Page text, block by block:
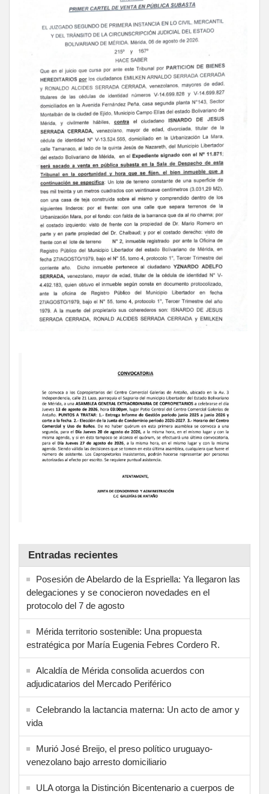
Entradas recientes
Posesión de Abelardo de la Espriella: Ya llegaron las
delegaciones y se conocieron novedades en el
protocolo del 7 de agosto
Mérida territorio sostenible: Una propuesta
estratégica por María Eugenia Febres Cordero R.
Alcaldía de Mérida consolida acuerdos con
adjudicatarios del Mercado Periférico
Celebrando la lactancia materna: Un acto de amor y
vida
Murió José Breijo, el preso político uruguayo-
venezolano bajo arresto domiciliario
ULA otorga la Distinción Bicentenario a cuerpos de